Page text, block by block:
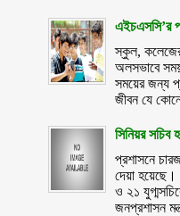
এইচএসসি’র
স্কুল,
অলসভাবে সময়
সময়ের জন্য
জীবন যে
সিনিয়র সচিব
প্রশাসনে
দেয়া
ও ২১
জনপ্রশাসন